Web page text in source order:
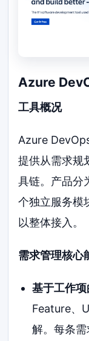
Azure
工具概况
Azure
提供从需求规
具链。产品分
个独立服务模
以整体接入。
需求管理核心
基于工作项
Feature、
解。每条